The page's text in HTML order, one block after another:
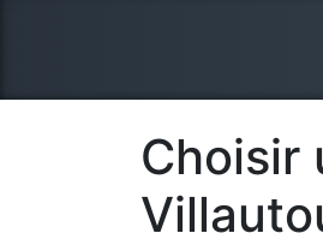
Choisir